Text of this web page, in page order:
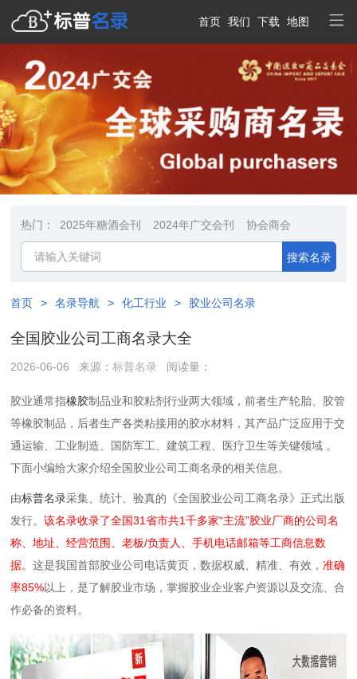
首页 我们 下载 地图
热门： 2025年糖酒会刊 2024年广交会刊 协会商会
搜索名录
首页 > 名录导航 > 化工行业 > 胶业公司名录
全国胶业公司工商名录大全
2026-06-06 来源：标普名录 阅读量：
胶业‌通常指‌橡胶制品业‌和‌胶粘剂行业‌两大领域，前者生产轮胎、胶管
等橡胶制品，后者生产各类粘接用的胶水材料，其产品广泛应用于交
通运输、工业制造、国防军工、建筑工程、医疗卫生等关键领域 。‌‌
下面小编给大家介绍全国胶业公司工商名录的相关信息。
由标普名录采集、统计、验真的《全国胶业公司工商名录》正式出版
发行。该名录收录了全国31省市共1千多家“主流”胶业厂商的公司名
称、地址、经营范围、老板/负责人、手机电话邮箱等工商信息数
据。这是我国首部胶业公司电话黄页，数据权威、精准、有效，准确
率85%以上，是了解胶业市场，掌握胶业企业客户资源以及交流、合
作必备的资料。